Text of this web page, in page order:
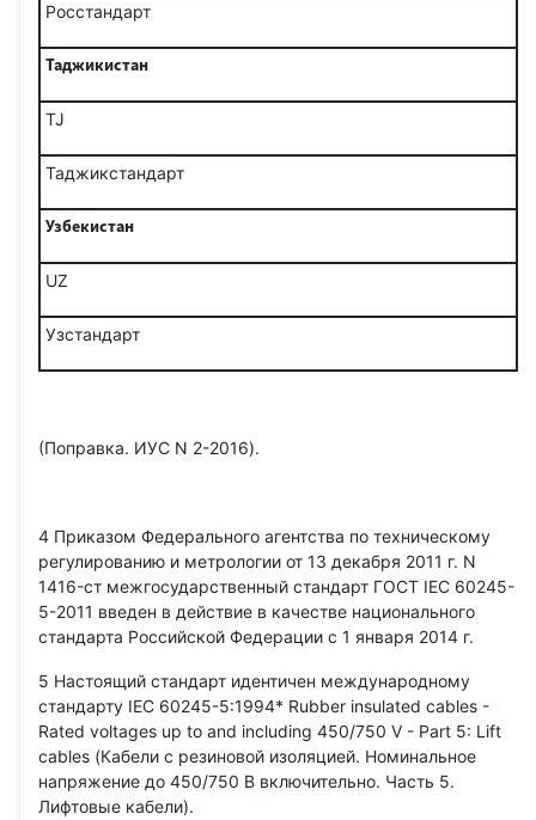
Росстандарт
Таджикистан
TJ
Таджикстандарт
Узбекистан
UZ
Узстандарт
(Поправка. ИУС N 2-2016).
4 Приказом Федерального агентства по техническому
регулированию и метрологии от 13 декабря 2011 г. N
1416-ст межгосударственный стандарт ГОСТ IEC 60245-
5-2011 введен в действие в качестве национального
стандарта Российской Федерации с 1 января 2014 г.
5 Настоящий стандарт идентичен международному
стандарту IEC 60245-5:1994* Rubber insulated cables -
Rated voltages up to and including 450/750 V - Part 5: Lift
cables (Кабели с резиновой изоляцией. Номинальное
напряжение до 450/750 В включительно. Часть 5.
Лифтовые кабели).